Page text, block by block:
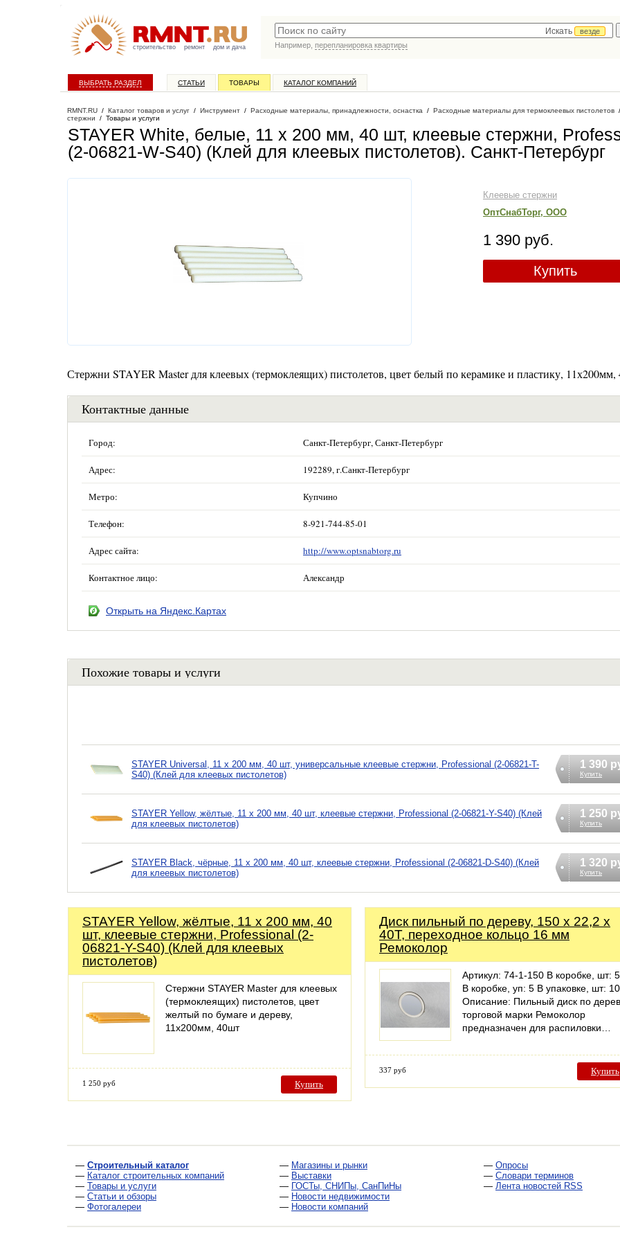
строительство ремонт дом и дача
Искать
везде
Например, перепланировка квартиры
ВЫБРАТЬ РАЗДЕЛ СТАТЬИ ТОВАРЫ КАТАЛОГ КОМПАНИЙ
RMNT.RU / Каталог товаров и услуг / Инструмент / Расходные материалы, принадлежности, оснастка / Расходные материалы для термоклеевых пистолетов
стержни / Товары и услуги
STAYER White, белые, 11 х 200 мм, 40 шт, клеевые стержни,
(2-06821-W-S40) (Клей для клеевых пистолетов). Санкт-Петербург
Клеевые стержни
ОптСнабТорг, ООО
1 390 руб.
Купить
Стержни STAYER Master для клеевых (термоклеящих) пистолетов, цвет белый по керамике и пластику,
Контактные данные
Город: Санкт-Петербург, Санкт-Петербург
Адрес: 192289, г.Санкт-Петербург
Метро: Купчино
Телефон: 8-921-744-85-01
Адрес сайта: http://www.optsnabtorg.ru
Контактное лицо: Александр
Открыть на Яндекс.Картах
Похожие товары и услуги
STAYER Universal, 11 х 200 мм, 40 шт, универсальные клеевые стержни, Professional (2-06821-T-
S40) (Клей для клеевых пистолетов)
1 390
Купить
STAYER Yellow, жёлтые, 11 х 200 мм, 40 шт, клеевые стержни, Professional (2-06821-Y-S40) (Клей
для клеевых пистолетов)
1 250
Купить
STAYER Black, чёрные, 11 х 200 мм, 40 шт, клеевые стержни, Professional (2-06821-D-S40) (Клей
для клеевых пистолетов)
1 320
Купить
STAYER Yellow, жёлтые, 11 х 200 мм, 40
шт, клеевые стержни, Professional (2-
06821-Y-S40) (Клей для клеевых
пистолетов)
Стержни STAYER Master для клеевых
(термоклеящих) пистолетов, цвет
желтый по бумаге и дереву,
11х200мм, 40шт
1 250 руб Купить
Диск пильный по дереву, 150 x 22,2 x
40T, переходное кольцо 16 мм
Ремоколор
Артикул: 74-1-150 В коробке, шт:
В коробке, уп: 5 В упаковке, шт: 10
Описание: Пильный диск по
торговой марки Ремоколор
предназначен для распиловки…
337 руб Купить
— Строительный каталог
— Каталог строительных компаний
— Товары и услуги
— Статьи и обзоры
— Фотогалереи
— Магазины и рынки
— Выставки
— ГОСТы, СНИПы, СанПиНы
— Новости недвижимости
— Новости компаний
— Опросы
— Словари терминов
— Лента новостей RSS